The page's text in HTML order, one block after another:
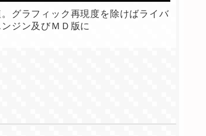
グラフィック再現度を除けばライバ
ジン及びＭＤ版に